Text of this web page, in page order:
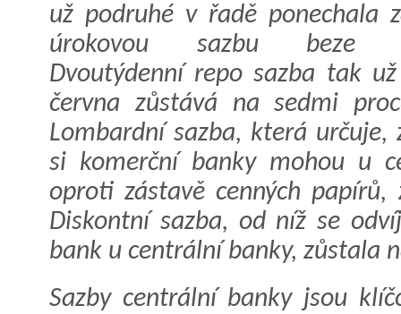
už podruhé v řadě ponechala
úrokovou sazbu beze
Dvoutýdenní repo sazba tak
června zůstává na sedmi
Lombardní sazba, která určuje,
si komerční banky mohou u
oproti zástavě cenných
Diskontní sazba, od níž se
bank u centrální banky, zůstala
Sazby centrální banky jsou